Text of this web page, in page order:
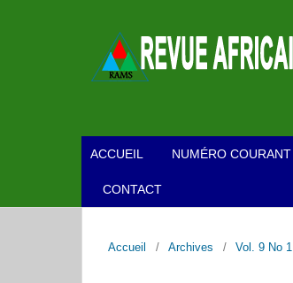
ACCUEIL NUMÉRO COURANT
CONTACT
Accueil / Archives / Vol. 9 No